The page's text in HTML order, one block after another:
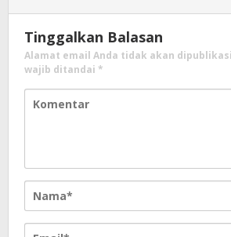
Tinggalkan Balasan
Alamat email Anda tidak akan
wajib ditandai *